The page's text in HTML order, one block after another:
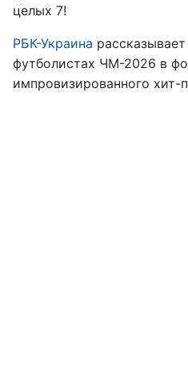
целых 7!
РБК-Украина
футболистах ЧМ-2026 в
импровизированного хит-